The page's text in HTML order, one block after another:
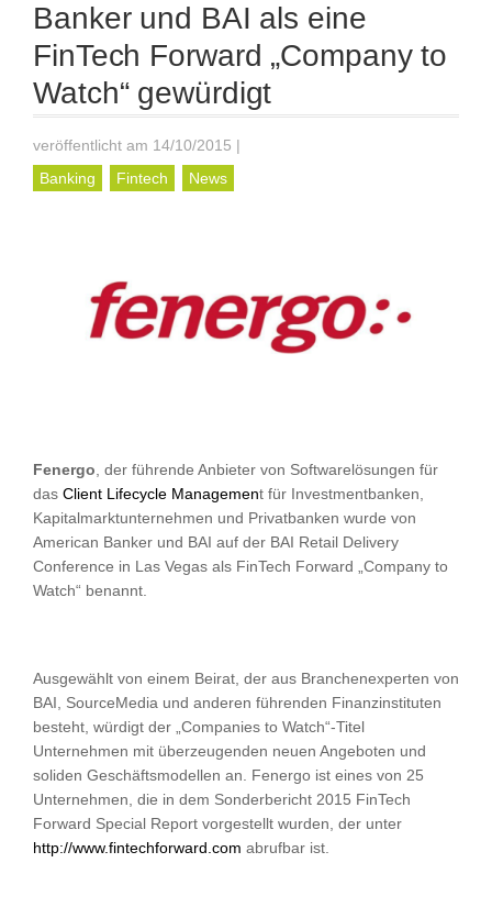
Banker und BAI als eine
FinTech Forward „Company to
Watch“ gewürdigt
veröffentlicht am 14/10/2015 |
Banking
Fintech News
Fenergo, der führende Anbieter von Softwarelösungen für
das Client Lifecycle Management für Investmentbanken,
Kapitalmarktunternehmen und Privatbanken wurde von
American Banker und BAI auf der BAI Retail Delivery
Conference in Las Vegas als FinTech Forward „Company to
Watch“ benannt.
Ausgewählt von einem Beirat, der aus Branchenexperten von
BAI, SourceMedia und anderen führenden Finanzinstituten
besteht, würdigt der „Companies to Watch“-Titel
Unternehmen mit überzeugenden neuen Angeboten und
soliden Geschäftsmodellen an. Fenergo ist eines von 25
Unternehmen, die in dem Sonderbericht 2015 FinTech
Forward Special Report vorgestellt wurden, der unter
http://www.fintechforward.com abrufbar ist.